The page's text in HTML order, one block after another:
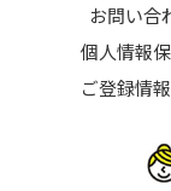
お問い合
個人情報
ご登録情